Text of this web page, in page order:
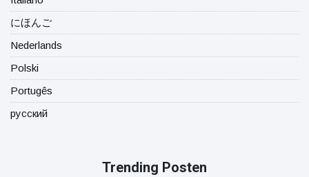
にほんご
Nederlands
Polski
Portugês
русский
Trending Posten